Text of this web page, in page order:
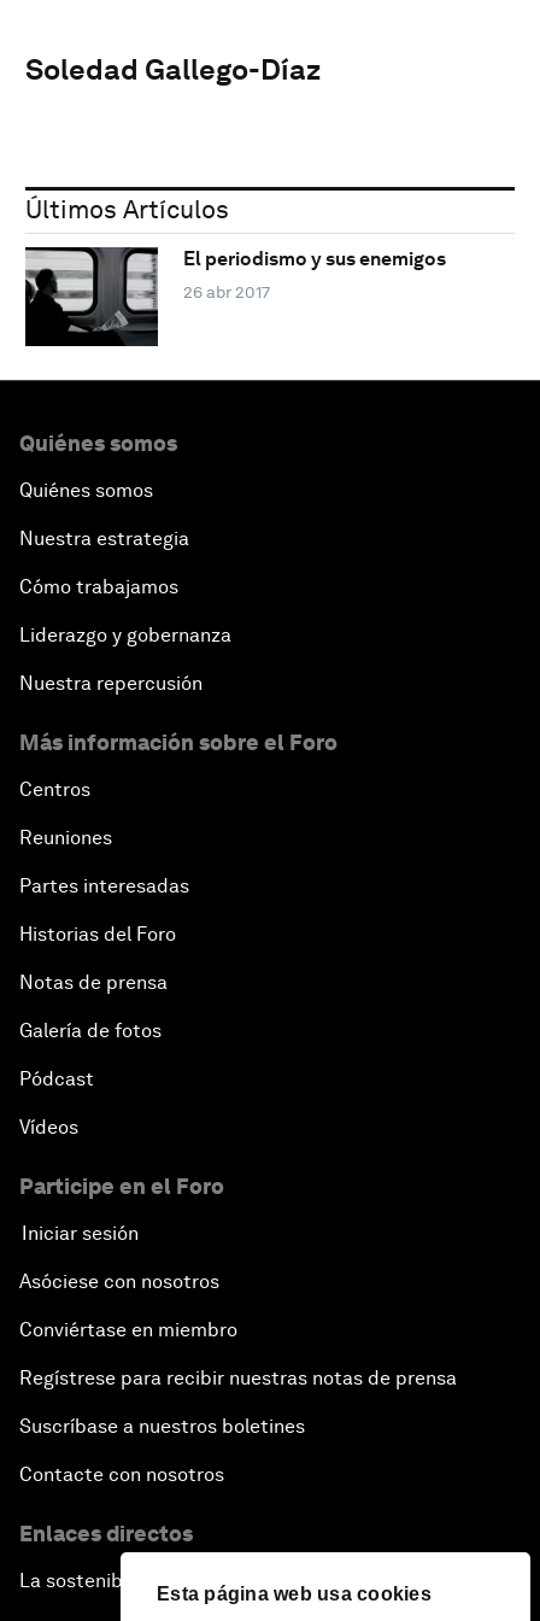
Esta página web usa cookies
Soledad Gallego-Díaz
Últimos Artículos
El periodismo y sus enemigos
26 abr 2017
Quiénes somos
Quiénes somos
Nuestra estrategia
Cómo trabajamos
Liderazgo y gobernanza
Nuestra repercusión
Más información sobre el Foro
Centros
Reuniones
Partes interesadas
Historias del Foro
Notas de prensa
Galería de fotos
Pódcast
Vídeos
Participe en el Foro
Iniciar sesión
Asóciese con nosotros
Conviértase en miembro
Regístrese para recibir nuestras notas de prensa
Suscríbase a nuestros boletines
Contacte con nosotros
Enlaces directos
La sostenibilidad en el Foro